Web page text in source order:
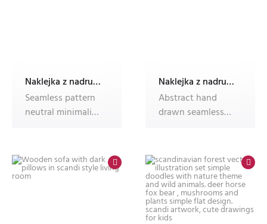
Naklejka z nadrukiem Dec'n'Roll,okleina meblowa,fotonaklejka
Seamless pattern
neutral minimalist
Naklejka z nadrukiem Dec'n'Roll,okleina meblowa,fotonaklejka
Abstract hand
drawn seamless